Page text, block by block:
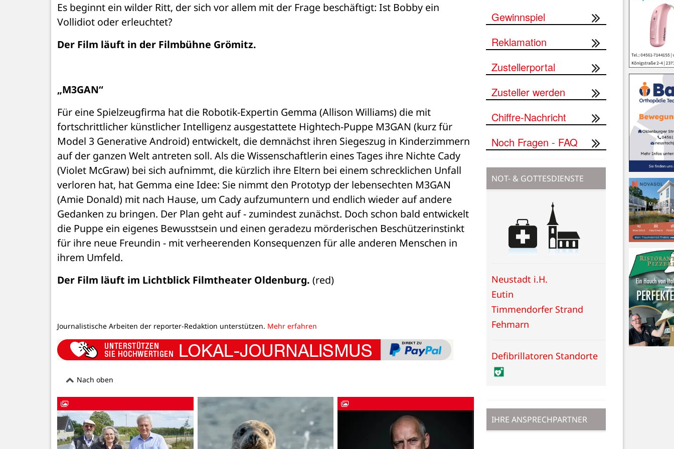
Es beginnt ein wilder Ritt, der sich vor allem mit der Frage beschäftigt: Ist Bobby ein
Vollidiot oder erleuchtet?
Der Film läuft in der Filmbühne Grömitz.
„M3GAN“
Für eine Spielzeugfirma hat die Robotik-Expertin Gemma (Allison Williams) die mit
fortschrittlicher künstlicher Intelligenz ausgestattete Hightech-Puppe M3GAN (kurz für
Model 3 Generative Android) entwickelt, die demnächst ihren Siegeszug in Kinderzimmern
auf der ganzen Welt antreten soll. Als die Wissenschaftlerin eines Tages ihre Nichte Cady
(Violet McGraw) bei sich aufnimmt, die kürzlich ihre Eltern bei einem schrecklichen Unfall
verloren hat, hat Gemma eine Idee: Sie nimmt den Prototyp der lebensechten M3GAN
(Amie Donald) mit nach Hause, um Cady aufzumuntern und endlich wieder auf andere
Gedanken zu bringen. Der Plan geht auf - zumindest zunächst. Doch schon bald entwickelt
die Puppe ein eigenes Bewusstsein und einen geradezu mörderischen Beschützerinstinkt
für ihre neue Freundin - mit verheerenden Konsequenzen für alle anderen Menschen in
ihrem Umfeld.
Der Film läuft im Lichtblick Filmtheater Oldenburg. (red)
Journalistische Arbeiten der reporter-Redaktion unterstützen. Mehr erfahren
Nach oben
Gewinnspiel
Reklamation
Zustellerportal
Zusteller werden
Chiffre-Nachricht
Noch Fragen - FAQ
NOT- & GOTTESDIENSTE
Neustadt i.H.
Eutin
Timmendorfer Strand
Defibrillatoren Standorte
IHRE ANSPRECHPARTNER